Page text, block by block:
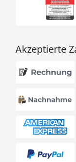
Akzeptierte